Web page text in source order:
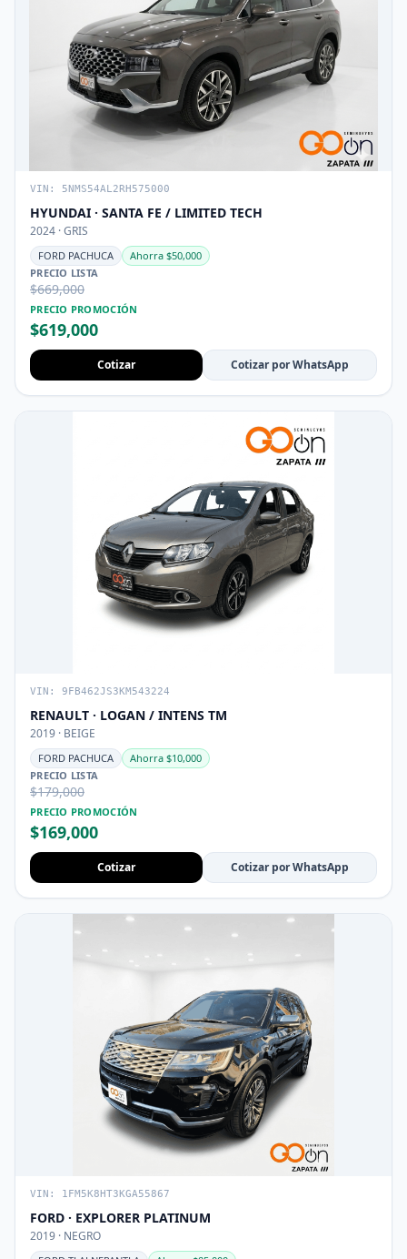
VIN: 5NMS54AL2RH575000
HYUNDAI · SANTA FE / LIMITED TECH
2024 · GRIS
FORD PACHUCA
Ahorra $50,000
PRECIO LISTA
$669,000
PRECIO PROMOCIÓN
$619,000
Cotizar Cotizar por WhatsApp
VIN: 9FB462JS3KM543224
RENAULT · LOGAN / INTENS TM
2019 · BEIGE
FORD PACHUCA
Ahorra $10,000
PRECIO LISTA
$179,000
PRECIO PROMOCIÓN
$169,000
Cotizar Cotizar por WhatsApp
VIN: 1FM5K8HT3KGA55867
FORD · EXPLORER PLATINUM
2019 · NEGRO